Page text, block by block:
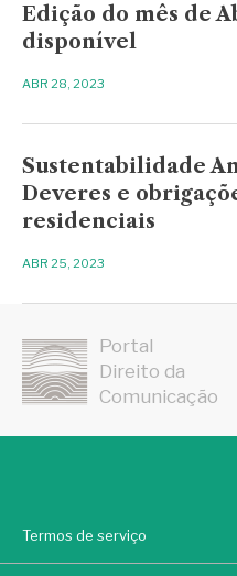
Edição do mês de
disponível
ABR 28, 2023
Sustentabilidade
Deveres e
residenciais
ABR 25, 2023
Portal
Direito da
Comunicação
Termos de serviço